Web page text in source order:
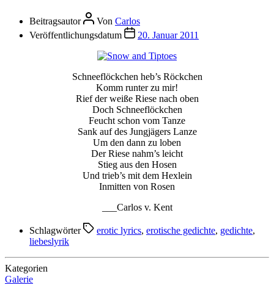
Beitragsautor Von Carlos
Veröffentlichungsdatum
20. Januar 2011
Schneeflöckchen heb’s Röckchen
Komm runter zu mir!
Rief der weiße Riese nach oben
Doch Schneeflöckchen
Feucht schon vom Tanze
Sank auf des Jungjägers Lanze
Um den dann zu loben
Der Riese nahm’s leicht
Stieg aus den Hosen
Und trieb’s mit dem Hexlein
Inmitten von Rosen
___Carlos v. Kent
Schlagwörter erotic lyrics, erotische gedichte, gedichte,
liebeslyrik
Kategorien
Galerie